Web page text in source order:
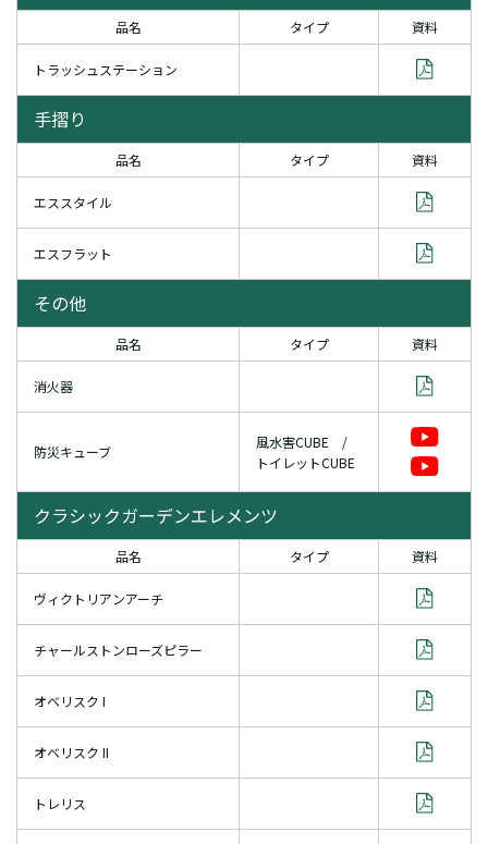
品名 タイプ 資料
トラッシュステーション
手摺り
品名 タイプ 資料
エススタイル
エスフラット
その他
品名 タイプ 資料
消火器
防災キューブ
風水害CUBE /
トイレットCUBE
クラシックガーデンエレメンツ
品名 タイプ 資料
ヴィクトリアンアーチ
チャールストンローズピラー
オベリスク I
オベリスク II
トレリス